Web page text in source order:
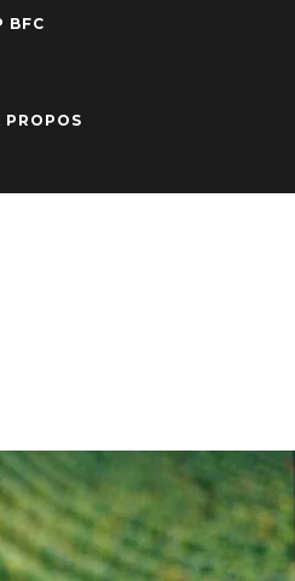
BFC
PROPOS